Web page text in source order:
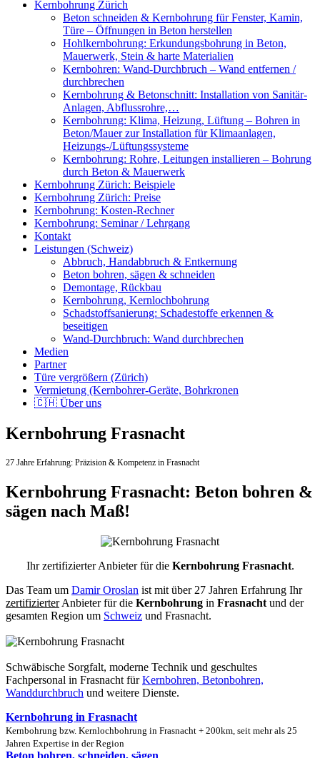
Kernbohrung Zürich
Beton schneiden & Kernbohrung für Fenster, Kamin,
Türe – Öffnungen in Beton herstellen
Hohlkernbohrung: Erkundungsbohrung in Beton,
Mauerwerk, Stein & harte Materialien
Kernbohren: Wand-Durchbruch – Wand entfernen /
durchbrechen
Kernbohrung & Betonschnitt: Installation von Sanitär-
Anlagen, Abflussrohre,…
Kernbohrung: Klima, Heizung, Lüftung – Bohren in
Beton/Mauer zur Installation für Klimaanlagen,
Heizungs-/Lüftungssysteme
Kernbohrung: Rohre, Leitungen installieren – Bohrung
durch Beton & Mauerwerk
Kernbohrung Zürich: Beispiele
Kernbohrung Zürich: Preise
Kernbohrung: Kosten-Rechner
Kernbohrung: Seminar / Lehrgang
Kontakt
Leistungen (Schweiz)
Abbruch, Handabbruch & Entkernung
Beton bohren, sägen & schneiden
Demontage, Rückbau
Kernbohrung, Kernlochbohrung
Schadstoffsanierung: Schadestoffe erkennen &
beseitigen
Wand-Durchbruch: Wand durchbrechen
Medien
Partner
Türe vergrößern (Zürich)
Vermietung (Kernbohrer-Geräte, Bohrkronen
🇨🇭 Über uns
Kernbohrung Frasnacht
27 Jahre Erfahrung: Präzision & Kompetenz in Frasnacht
Kernbohrung Frasnacht: Beton bohren &
sägen nach Maß!
Ihr zertifizierter Anbieter für die Kernbohrung Frasnacht.
Das Team um Damir Oroslan ist mit über 27 Jahren Erfahrung Ihr
zertifizierterAnbieter für die Kernbohrung in Frasnacht und der
gesamten Region um Schweiz und Frasnacht.
Schwäbische Sorgfalt, moderne Technik und geschultes
Fachpersonal in Frasnacht fürKernbohren, Betonbohren,
Wanddurchbruch und weitere Dienste.
Kernbohrung in Frasnacht
Kernbohrung bzw. Kernlochbohrung in Frasnacht + 200km, seit mehr als 25
Jahren Expertise in der Region
Beton bohren, schneiden, sägen